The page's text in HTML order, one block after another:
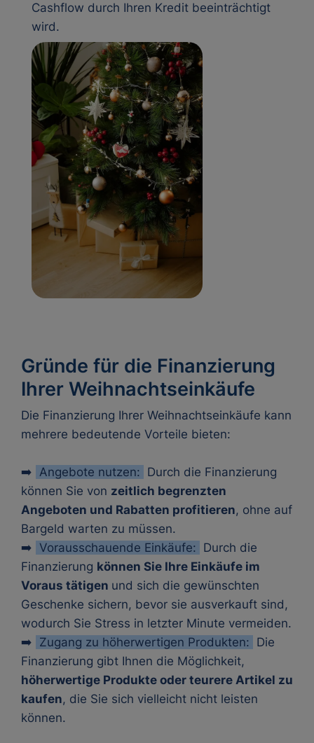
Cashflow durch Ihren Kredit beeinträchtigt
wird.
Gründe für die Finanzierung
Ihrer Weihnachtseinkäufe
Die Finanzierung Ihrer Weihnachtseinkäufe kann
mehrere bedeutende Vorteile bieten:
➡️ Angebote nutzen:
Durch die Finanzierung
können Sie von zeitlich begrenzten
Angeboten und Rabatten profitieren, ohne auf
Bargeld warten zu müssen.
➡️ Vorausschauende Einkäufe:
Durch die
Finanzierung können Sie Ihre Einkäufe im
Voraus tätigen und sich die gewünschten
Geschenke sichern, bevor sie ausverkauft sind,
wodurch Sie Stress in letzter Minute vermeiden.
➡️ Zugang zu höherwertigen Produkten:
Die
Finanzierung gibt Ihnen die Möglichkeit,
höherwertige Produkte oder teurere Artikel zu
kaufen, die Sie sich vielleicht nicht leisten
können.